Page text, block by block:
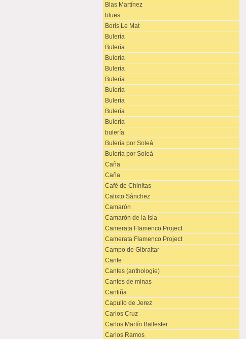
Blas Martínez
blues
Boris Le Mat
Bulería
Bulería
Bulería
Bulería
Bulería
Bulería
Bulería
Bulería
Bulería
bulería
Bulería por Soleá
Bulería por Soleá
Caña
Caña
Café de Chinitas
Calixto Sánchez
Camarón
Camarón de la Isla
Camerata Flamenco Project
Camerata Flamenco Project
Campo de Gibraltar
Cante
Cantes (anthologie)
Cantes de minas
Cantiña
Capullo de Jerez
Carlos Cruz
Carlos Martín Ballester
Carlos Ramos